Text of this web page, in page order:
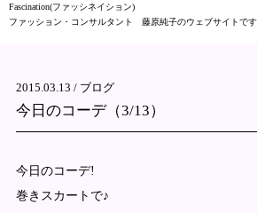
Fascination(ファッシネイション)
ファッション・コンサルタント 藤原純子のウェブサイトです
2015.03.13 / ブログ
今日のコーデ（3/13）
今日のコーデ!
巻きスカートで♪